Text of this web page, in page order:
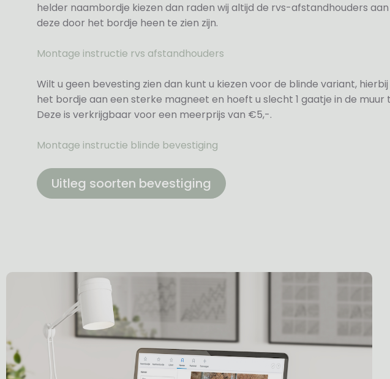
helder naambordje kiezen dan raden wij altijd de rvs-afstandhouders
deze door het bordje heen te zien zijn.
Montage instructie rvs afstandhouders
Wilt u geen bevesting zien dan kunt u kiezen voor de blinde variant,
het bordje aan een sterke magneet en hoeft u slecht 1 gaatje in de muur
Deze is verkrijgbaar voor een meerprijs van €5,-.
Montage instructie blinde bevestiging
Uitleg soorten bevestiging